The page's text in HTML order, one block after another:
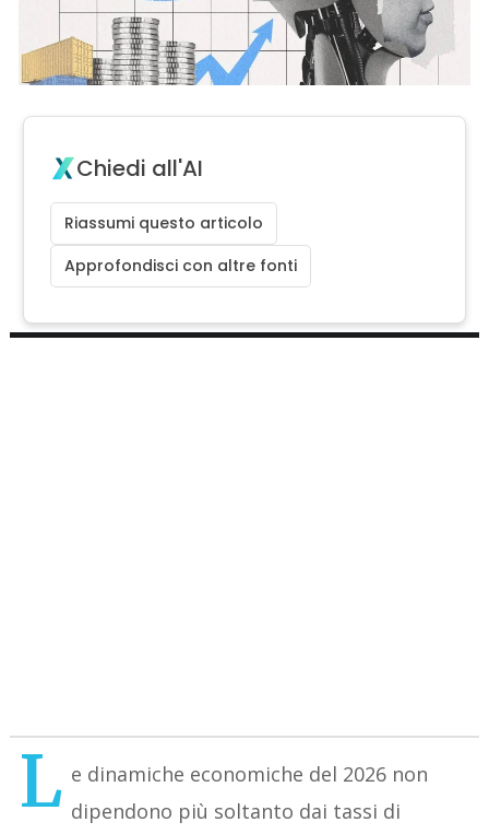
Chiedi all'AI
Riassumi questo articolo
Approfondisci con altre fonti
L e dinamiche economiche del 2026 non
dipendono più soltanto dai tassi di